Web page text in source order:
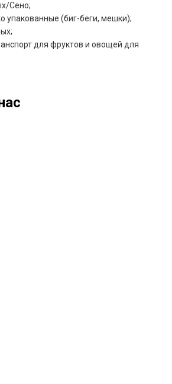
Сено;
упакованные (биг-беги, мешки);
для фруктов и овощей для